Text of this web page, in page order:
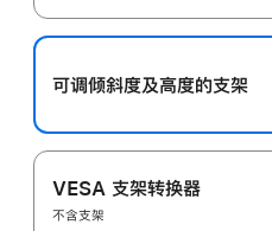
可调倾斜度及高‍度的支‍架
VESA 支架转换器
不含支架